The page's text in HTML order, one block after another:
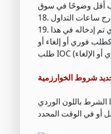
19. اقبل العرض بأكمله إذا كان له حجم ... وسعر ... أو أفضل - لأمر شراء ، إذا كان الحجم الحالي أكبر من أو يساوي الحجم الذي تم إدخاله في هذا
فوري أو إلغاء أو
شروط الخوارزمية